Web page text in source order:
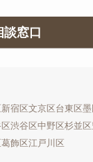
談窓口
新宿区文京区台東区墨
渋谷区中野区杉並区
葛飾区江戸川区